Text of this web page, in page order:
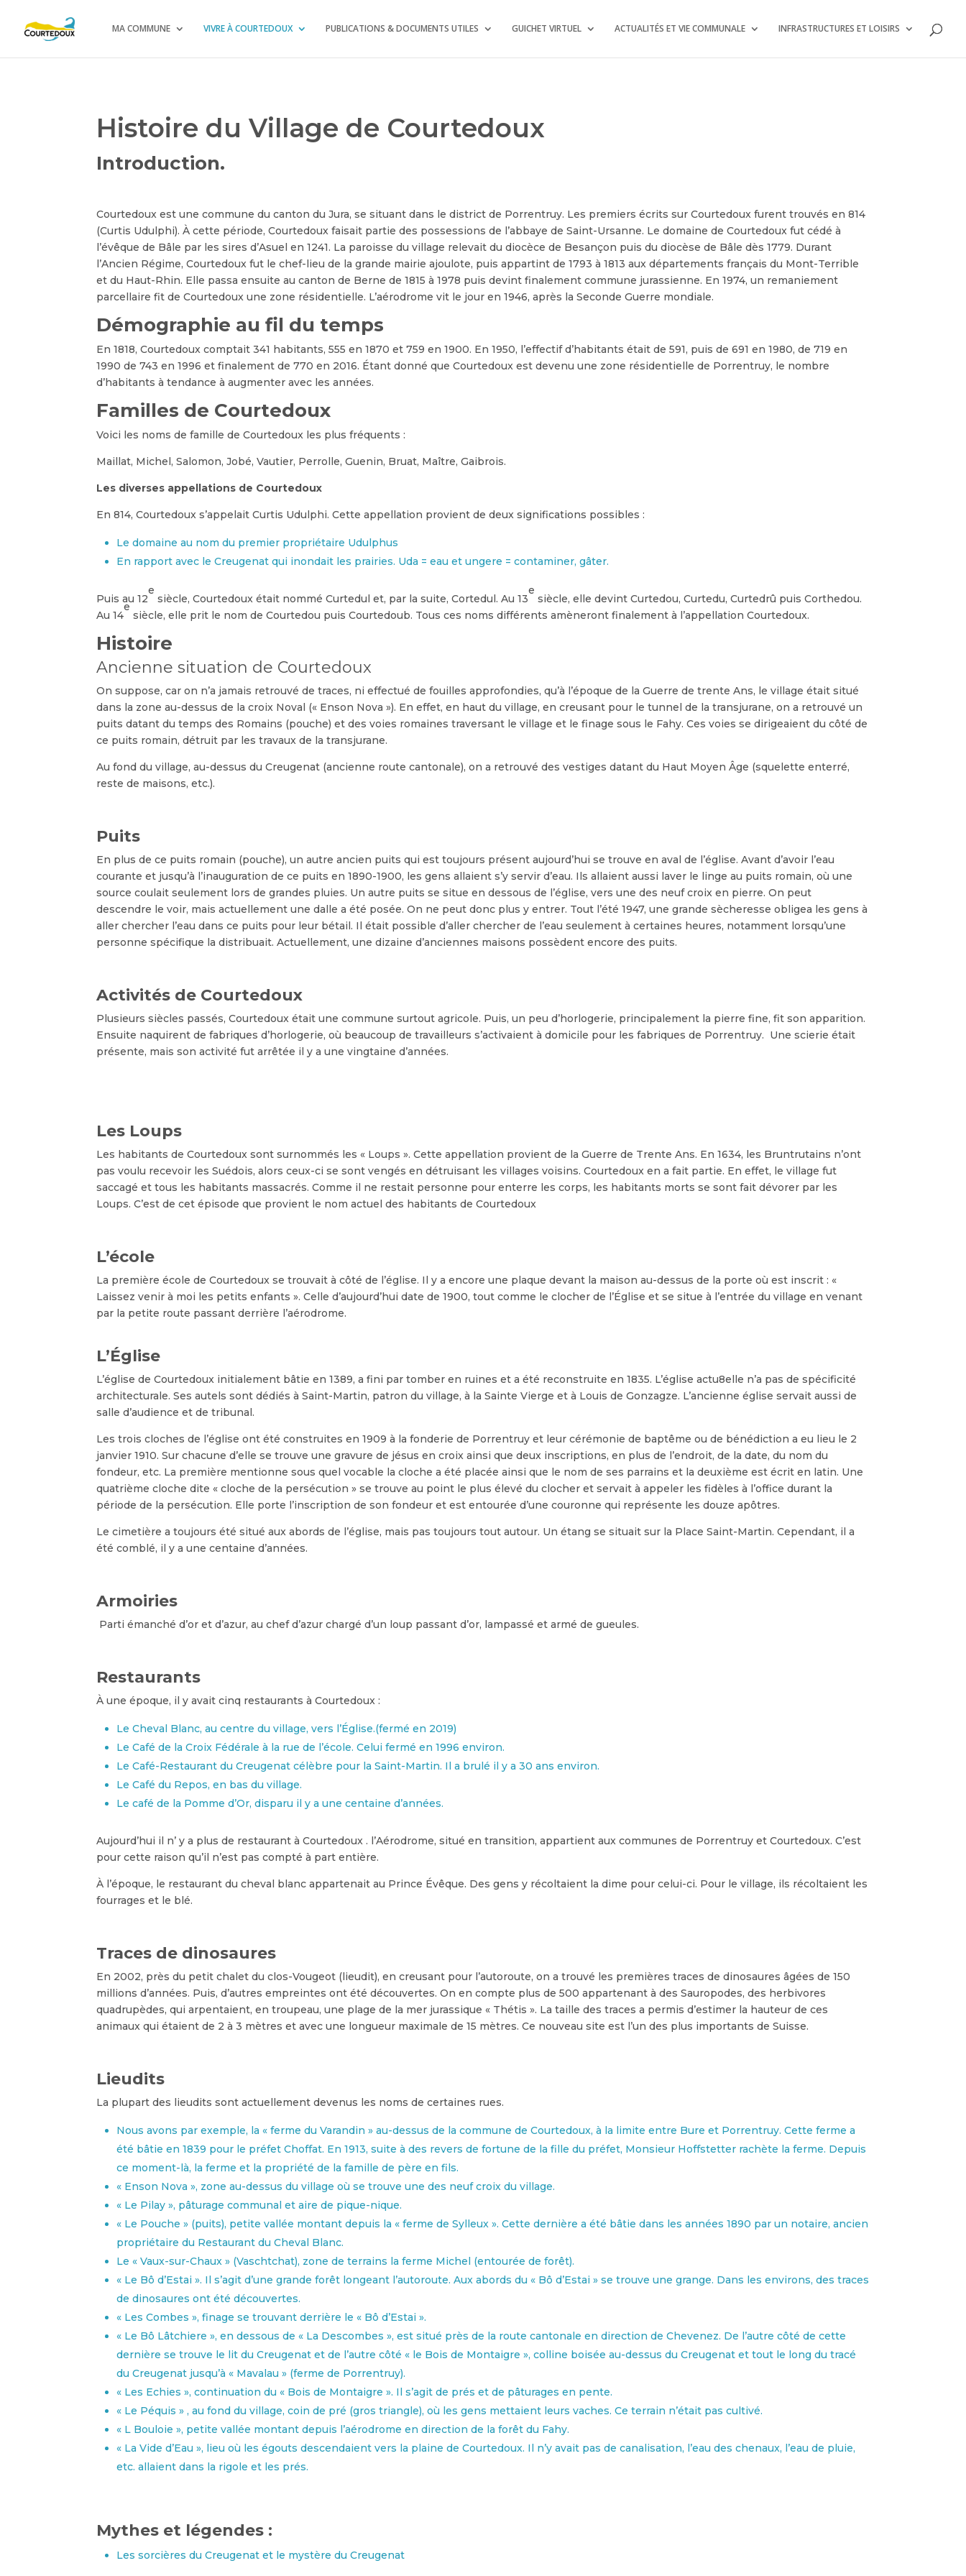
MA COMMUNE VIVRE À COURTEDOUX PUBLICATIONS & DOCUMENTS UTILES GUICHET VIRTUEL ACTUALITÉS ET VIE COMMUNALE INFRASTRUCTURES ET LOISIRS
Histoire du Village de Courtedoux
Introduction.
Courtedoux est une commune du canton du Jura, se situant dans le district de Porrentruy. Les premiers écrits sur Courtedoux furent trouvés en 814
(Curtis Udulphi). À cette période, Courtedoux faisait partie des possessions de l’abbaye de Saint-Ursanne. Le domaine de Courtedoux fut cédé à
l’évêque de Bâle par les sires d’Asuel en 1241. La paroisse du village relevait du diocèce de Besançon puis du diocèse de Bâle dès 1779. Durant
l’Ancien Régime, Courtedoux fut le chef-lieu de la grande mairie ajoulote, puis appartint de 1793 à 1813 aux départements français du Mont-Terrible
et du Haut-Rhin. Elle passa ensuite au canton de Berne de 1815 à 1978 puis devint finalement commune jurassienne. En 1974, un remaniement
parcellaire fit de Courtedoux une zone résidentielle. L’aérodrome vit le jour en 1946, après la Seconde Guerre mondiale.
Démographie au fil du temps
En 1818, Courtedoux comptait 341 habitants, 555 en 1870 et 759 en 1900. En 1950, l’effectif d’habitants était de 591, puis de 691 en 1980, de 719 en
1990 de 743 en 1996 et finalement de 770 en 2016. Étant donné que Courtedoux est devenu une zone résidentielle de Porrentruy, le nombre
d’habitants à tendance à augmenter avec les années.
Familles de Courtedoux
Voici les noms de famille de Courtedoux les plus fréquents :
Maillat, Michel, Salomon, Jobé, Vautier, Perrolle, Guenin, Bruat, Maître, Gaibrois.
Les diverses appellations de Courtedoux
En 814, Courtedoux s’appelait Curtis Udulphi. Cette appellation provient de deux significations possibles :
Le domaine au nom du premier propriétaire Udulphus
En rapport avec le Creugenat qui inondait les prairies. Uda = eau et ungere = contaminer, gâter.
Puis au 12
e
siècle, Courtedoux était nommé Curtedul et, par la suite, Cortedul. Au 13
e
siècle, elle devint Curtedou, Curtedu, Curtedrû puis Corthedou.
Au 14
e
siècle, elle prit le nom de Courtedou puis Courtedoub. Tous ces noms différents amèneront finalement à l’appellation Courtedoux.
Histoire
Ancienne situation de Courtedoux
On suppose, car on n’a jamais retrouvé de traces, ni effectué de fouilles approfondies, qu’à l’époque de la Guerre de trente Ans, le village était situé
dans la zone au-dessus de la croix Noval (« Enson Nova »). En effet, en haut du village, en creusant pour le tunnel de la transjurane, on a retrouvé un
puits datant du temps des Romains (pouche) et des voies romaines traversant le village et le finage sous le Fahy. Ces voies se dirigeaient du côté de
ce puits romain, détruit par les travaux de la transjurane.
Au fond du village, au-dessus du Creugenat (ancienne route cantonale), on a retrouvé des vestiges datant du Haut Moyen Âge (squelette enterré,
reste de maisons, etc.).
Puits
En plus de ce puits romain (pouche), un autre ancien puits qui est toujours présent aujourd’hui se trouve en aval de l’église. Avant d’avoir l’eau
courante et jusqu’à l’inauguration de ce puits en 1890-1900, les gens allaient s’y servir d’eau. Ils allaient aussi laver le linge au puits romain, où une
source coulait seulement lors de grandes pluies. Un autre puits se situe en dessous de l’église, vers une des neuf croix en pierre. On peut
descendre le voir, mais actuellement une dalle a été posée. On ne peut donc plus y entrer. Tout l’été 1947, une grande sècheresse obligea les gens à
aller chercher l’eau dans ce puits pour leur bétail. Il était possible d’aller chercher de l’eau seulement à certaines heures, notamment lorsqu’une
personne spécifique la distribuait. Actuellement, une dizaine d’anciennes maisons possèdent encore des puits.
Activités de Courtedoux
Plusieurs siècles passés, Courtedoux était une commune surtout agricole. Puis, un peu d’horlogerie, principalement la pierre fine, fit son apparition.
Ensuite naquirent de fabriques d’horlogerie, où beaucoup de travailleurs s’activaient à domicile pour les fabriques de Porrentruy. Une scierie était
présente, mais son activité fut arrêtée il y a une vingtaine d’années.
Les Loups
Les habitants de Courtedoux sont surnommés les « Loups ». Cette appellation provient de la Guerre de Trente Ans. En 1634, les Bruntrutains n’ont
pas voulu recevoir les Suédois, alors ceux-ci se sont vengés en détruisant les villages voisins. Courtedoux en a fait partie. En effet, le village fut
saccagé et tous les habitants massacrés. Comme il ne restait personne pour enterre les corps, les habitants morts se sont fait dévorer par les
Loups. C’est de cet épisode que provient le nom actuel des habitants de Courtedoux
L’école
La première école de Courtedoux se trouvait à côté de l’église. Il y a encore une plaque devant la maison au-dessus de la porte où est inscrit : «
Laissez venir à moi les petits enfants ». Celle d’aujourd’hui date de 1900, tout comme le clocher de l’Église et se situe à l’entrée du village en venant
par la petite route passant derrière l’aérodrome.
L’Église
L’église de Courtedoux initialement bâtie en 1389, a fini par tomber en ruines et a été reconstruite en 1835. L’église actu8elle n’a pas de spécificité
architecturale. Ses autels sont dédiés à Saint-Martin, patron du village, à la Sainte Vierge et à Louis de Gonzagze. L’ancienne église servait aussi de
salle d’audience et de tribunal.
Les trois cloches de l’église ont été construites en 1909 à la fonderie de Porrentruy et leur cérémonie de baptême ou de bénédiction a eu lieu le 2
janvier 1910. Sur chacune d’elle se trouve une gravure de jésus en croix ainsi que deux inscriptions, en plus de l’endroit, de la date, du nom du
fondeur, etc. La première mentionne sous quel vocable la cloche a été placée ainsi que le nom de ses parrains et la deuxième est écrit en latin. Une
quatrième cloche dite « cloche de la persécution » se trouve au point le plus élevé du clocher et servait à appeler les fidèles à l’office durant la
période de la persécution. Elle porte l’inscription de son fondeur et est entourée d’une couronne qui représente les douze apôtres.
Le cimetière a toujours été situé aux abords de l’église, mais pas toujours tout autour. Un étang se situait sur la Place Saint-Martin. Cependant, il a
été comblé, il y a une centaine d’années.
Armoiries
Parti émanché d’or et d’azur, au chef d’azur chargé d’un loup passant d’or, lampassé et armé de gueules.
Restaurants
À une époque, il y avait cinq restaurants à Courtedoux :
Le Cheval Blanc, au centre du village, vers l’Église.(fermé en 2019)
Le Café de la Croix Fédérale à la rue de l’école. Celui fermé en 1996 environ.
Le Café-Restaurant du Creugenat célèbre pour la Saint-Martin. Il a brulé il y a 30 ans environ.
Le Café du Repos, en bas du village.
Le café de la Pomme d’Or, disparu il y a une centaine d’années.
Aujourd’hui il n’ y a plus de restaurant à Courtedoux . l’Aérodrome, situé en transition, appartient aux communes de Porrentruy et Courtedoux. C’est
pour cette raison qu’il n’est pas compté à part entière.
À l’époque, le restaurant du cheval blanc appartenait au Prince Évêque. Des gens y récoltaient la dime pour celui-ci. Pour le village, ils récoltaient les
fourrages et le blé.
Traces de dinosaures
En 2002, près du petit chalet du clos-Vougeot (lieudit), en creusant pour l’autoroute, on a trouvé les premières traces de dinosaures âgées de 150
millions d’années. Puis, d’autres empreintes ont été découvertes. On en compte plus de 500 appartenant à des Sauropodes, des herbivores
quadrupèdes, qui arpentaient, en troupeau, une plage de la mer jurassique « Thétis ». La taille des traces a permis d’estimer la hauteur de ces
animaux qui étaient de 2 à 3 mètres et avec une longueur maximale de 15 mètres. Ce nouveau site est l’un des plus importants de Suisse.
Lieudits
La plupart des lieudits sont actuellement devenus les noms de certaines rues.
Nous avons par exemple, la « ferme du Varandin » au-dessus de la commune de Courtedoux, à la limite entre Bure et Porrentruy. Cette ferme a
été bâtie en 1839 pour le préfet Choffat. En 1913, suite à des revers de fortune de la fille du préfet, Monsieur Hoffstetter rachète la ferme. Depuis
ce moment-là, la ferme et la propriété de la famille de père en fils.
« Enson Nova », zone au-dessus du village où se trouve une des neuf croix du village.
« Le Pilay », pâturage communal et aire de pique-nique.
« Le Pouche » (puits), petite vallée montant depuis la « ferme de Sylleux ». Cette dernière a été bâtie dans les années 1890 par un notaire, ancien
propriétaire du Restaurant du Cheval Blanc.
Le « Vaux-sur-Chaux » (Vaschtchat), zone de terrains la ferme Michel (entourée de forêt).
« Le Bô d’Estai ». Il s’agit d’une grande forêt longeant l’autoroute. Aux abords du « Bô d’Estai » se trouve une grange. Dans les environs, des traces
de dinosaures ont été découvertes.
« Les Combes », finage se trouvant derrière le « Bô d’Estai ».
« Le Bô Lâtchiere », en dessous de « La Descombes », est situé près de la route cantonale en direction de Chevenez. De l’autre côté de cette
dernière se trouve le lit du Creugenat et de l’autre côté « le Bois de Montaigre », colline boisée au-dessus du Creugenat et tout le long du tracé
du Creugenat jusqu’à « Mavalau » (ferme de Porrentruy).
« Les Echies », continuation du « Bois de Montaigre ». Il s’agit de prés et de pâturages en pente.
« Le Péquis » , au fond du village, coin de pré (gros triangle), où les gens mettaient leurs vaches. Ce terrain n’était pas cultivé.
« L Bouloie », petite vallée montant depuis l’aérodrome en direction de la forêt du Fahy.
« La Vide d’Eau », lieu où les égouts descendaient vers la plaine de Courtedoux. Il n’y avait pas de canalisation, l’eau des chenaux, l’eau de pluie,
etc. allaient dans la rigole et les prés.
Mythes et légendes :
Les sorcières du Creugenat et le mystère du Creugenat